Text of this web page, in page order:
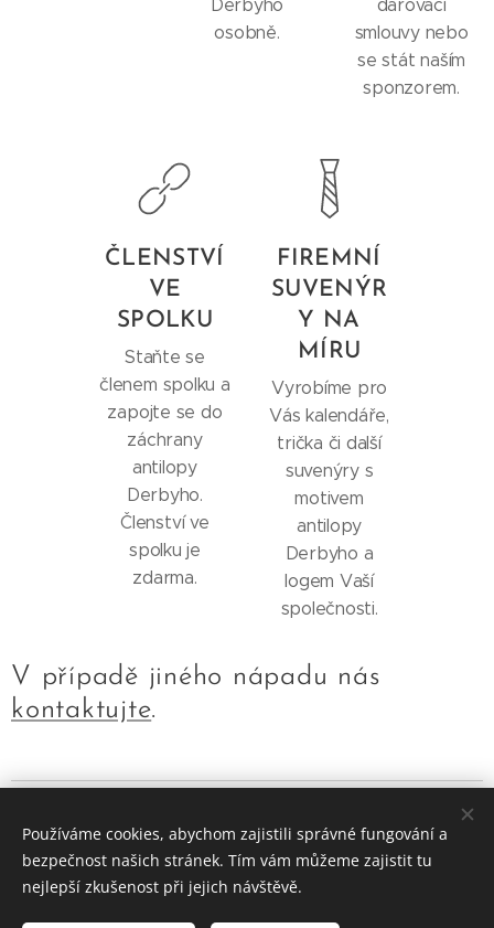
Derbyho
osobně.
darovací
smlouvy nebo
se stát naším
sponzorem.
ČLENSTVÍ
VE
SPOLKU
Staňte se
členem spolku a
zapojte se do
záchrany
antilopy
Derbyho.
Členství ve
spolku je
zdarma.
FIREMNÍ
SUVENÝR
Y NA
MÍRU
Vyrobíme pro
Vás kalendáře,
trička či další
suvenýry s
motivem
antilopy
Derbyho a
logem Vaší
společnosti.
V případě jiného nápadu nás
kontaktujte.
Jazyky
Čeština
English
Français
Používáme cookies, abychom zajistili správné fungování a
bezpečnost našich stránek. Tím vám můžeme zajistit tu
nejlepší zkušenost při jejich návštěvě.